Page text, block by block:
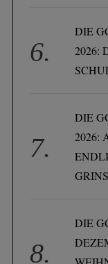
DIE
2026:
DIE
2026:
DIE